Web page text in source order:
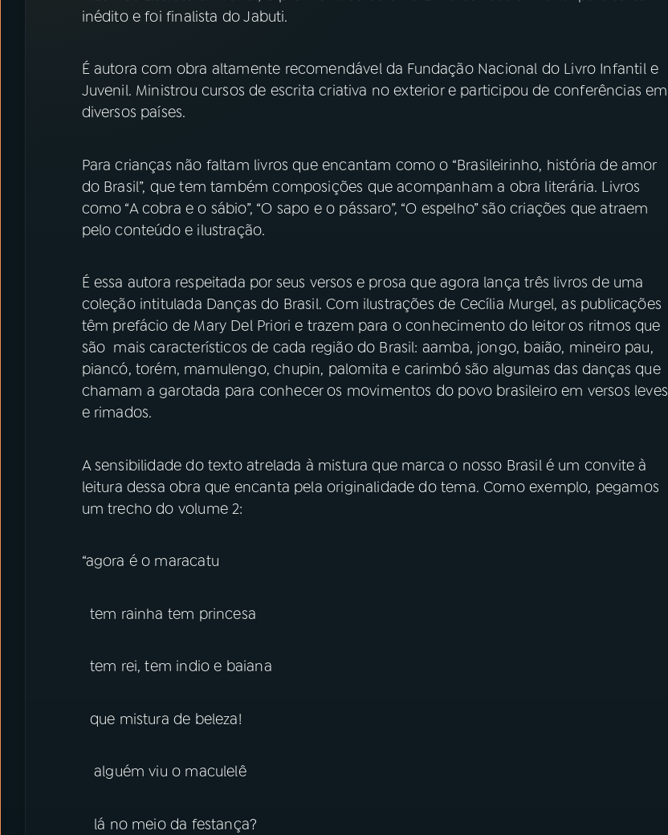
inédito e foi finalista do Jabuti.
É autora com obra altamente recomendável da Fundação Nacional do Livro Infantil e
Juvenil. Ministrou cursos de escrita criativa no exterior e participou de conferências em
diversos países.
Para crianças não faltam livros que encantam como o “Brasileirinho, história de amor
do Brasil”, que tem também composições que acompanham a obra literária. Livros
como “A cobra e o sábio”, “O sapo e o pássaro”, “O espelho” são criações que atraem
pelo conteúdo e ilustração.
É essa autora respeitada por seus versos e prosa que agora lança três livros de uma
coleção intitulada Danças do Brasil. Com ilustrações de Cecília Murgel, as publicações
têm prefácio de Mary Del Priori e trazem para o conhecimento do leitor os ritmos que
são mais característicos de cada região do Brasil: aamba, jongo, baião, mineiro pau,
piancó, torém, mamulengo, chupin, palomita e carimbó são algumas das danças que
chamam a garotada para conhecer os movimentos do povo brasileiro em versos leves
e rimados.
A sensibilidade do texto atrelada à mistura que marca o nosso Brasil é um convite à
leitura dessa obra que encanta pela originalidade do tema. Como exemplo, pegamos
um trecho do volume 2:
“agora é o maracatu
tem rainha tem princesa
tem rei, tem indio e baiana
que mistura de beleza!
alguém viu o maculelê
lá no meio da festança?